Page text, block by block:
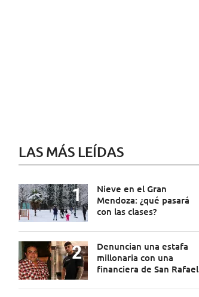
LAS MÁS LEÍDAS
Nieve en el Gran
Mendoza: ¿qué pasará
con las clases?
Denuncian una estafa
millonaria con una
financiera de San Rafael